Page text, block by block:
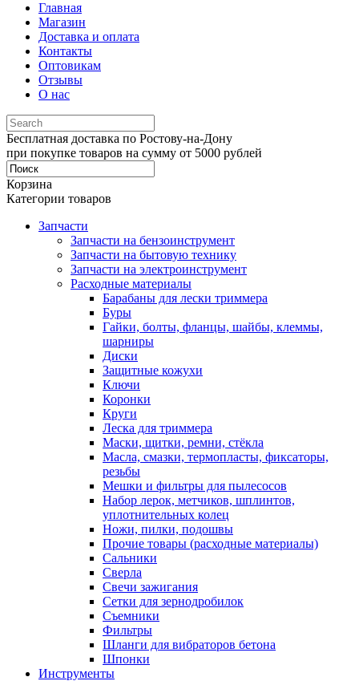
Главная
Магазин
Доставка и оплата
Контакты
Оптовикам
Отзывы
О нас
Бесплатная доставка по Ростову-на-Дону
при покупке товаров на сумму от 5000 рублей
Корзина
Категории товаров
Запчасти
Запчасти на бензоинструмент
Запчасти на бытовую технику
Запчасти на электроинструмент
Расходные материалы
Барабаны для лески триммера
Буры
Гайки, болты, фланцы, шайбы, клеммы,
шарниры
Диски
Защитные кожухи
Ключи
Коронки
Круги
Леска для триммера
Маски, щитки, ремни, стёкла
Масла, смазки, термопласты, фиксаторы,
резьбы
Мешки и фильтры для пылесосов
Набор лерок, метчиков, шплинтов,
уплотнительных колец
Ножи, пилки, подошвы
Прочие товары (расходные материалы)
Сальники
Сверла
Свечи зажигания
Сетки для зернодробилок
Съемники
Фильтры
Шланги для вибраторов бетона
Шпонки
Инструменты